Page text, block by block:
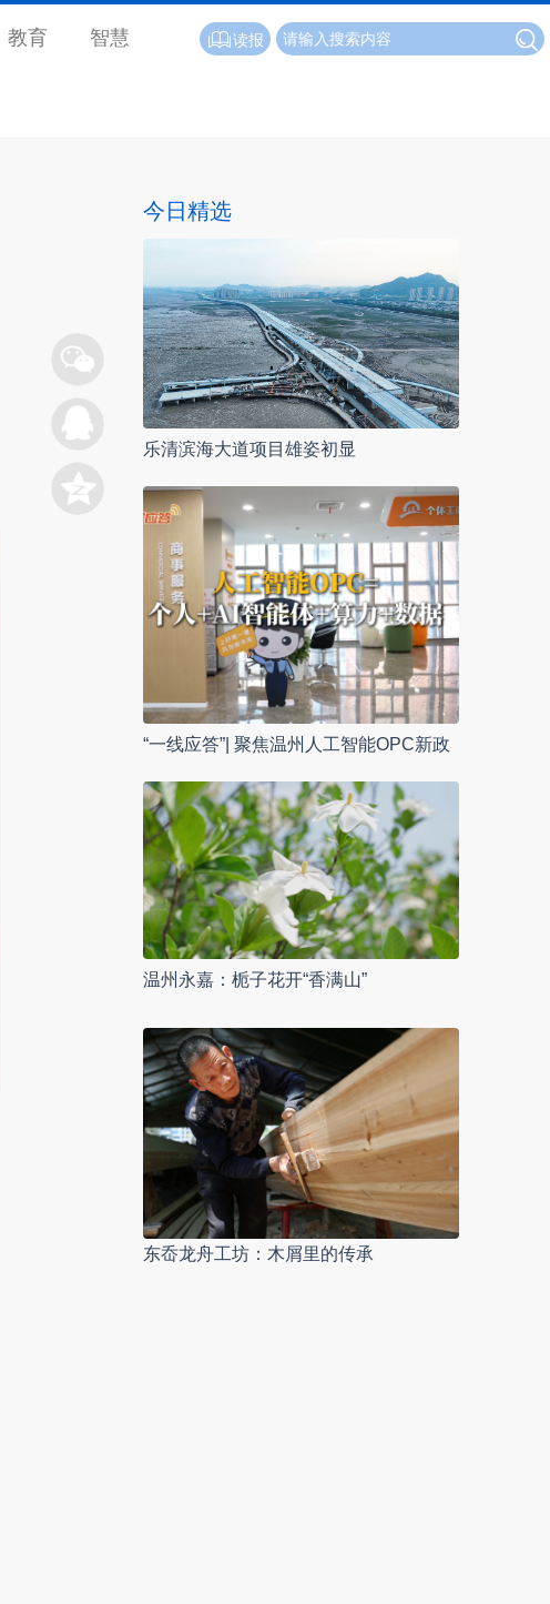
教育 智慧 读报
今日精选
乐清滨海大道项目雄姿初显
“一线应答”| 聚焦温州人工智能OPC新政
温州永嘉：栀子花开“香满山”
东岙龙舟工坊：木屑里的传承